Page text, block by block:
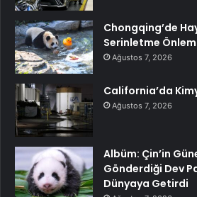
Chongqing’de
Serinletme
Ağustos 7, 2026
California’da
Ağustos 7, 2026
Albüm: Çin’in
Gönderdiği Dev
Dünyaya Getirdi